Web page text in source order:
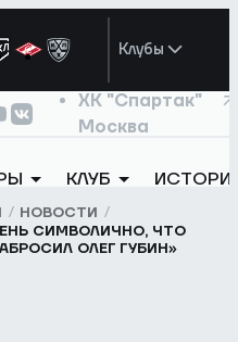
Клубы
ХК "Спартак"
Москва
КЛУБ
НОВОСТИ
СИМВОЛИЧНО, ЧТО
ОЛЕГ ГУБИН»